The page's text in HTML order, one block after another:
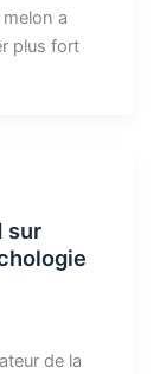
a
plus fort
sur
de la